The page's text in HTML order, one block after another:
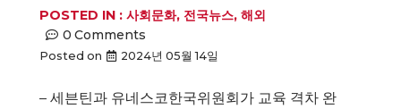
POSTED IN : 사회문화, 전국뉴스, 해외
0 Comments
Posted on 2024년 05월 14일
– 세븐틴과 유네스코한국위원회가 교육 격차 완